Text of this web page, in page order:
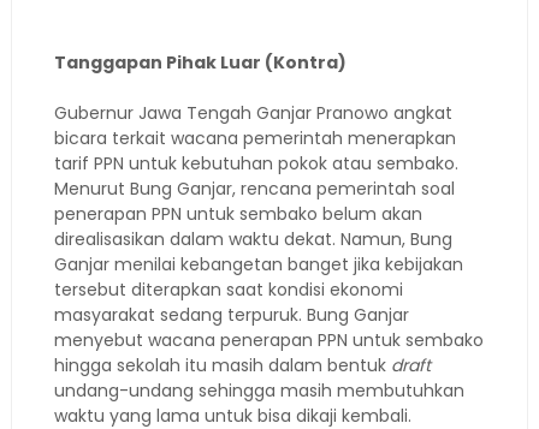
Tanggapan Pihak Luar (Kontra)
Gubernur Jawa Tengah Ganjar Pranowo angkat
bicara terkait wacana pemerintah menerapkan
tarif PPN untuk kebutuhan pokok atau sembako.
Menurut Bung Ganjar, rencana pemerintah soal
penerapan PPN untuk sembako belum akan
direalisasikan dalam waktu dekat. Namun, Bung
Ganjar menilai kebangetan banget jika kebijakan
tersebut diterapkan saat kondisi ekonomi
masyarakat sedang terpuruk. Bung Ganjar
menyebut wacana penerapan PPN untuk sembako
hingga sekolah itu masih dalam bentuk draft
undang-undang sehingga masih membutuhkan
waktu yang lama untuk bisa dikaji kembali.